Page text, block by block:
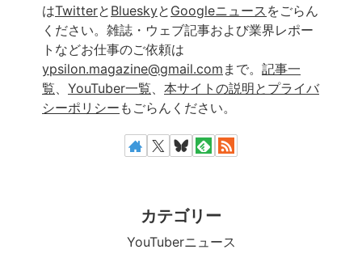
はTwitterと Blueskyと Googleニュース をごらん
ください。雑誌・ウェブ記事および業界レポー
トなどお仕事のご依頼は
ypsilon.magazine@gmail.com まで。 記事一
覧
YouTuber一覧
本サイトの説明とプライバ
シーポリシー もごらんください。
カテゴリー
YouTuberニュース